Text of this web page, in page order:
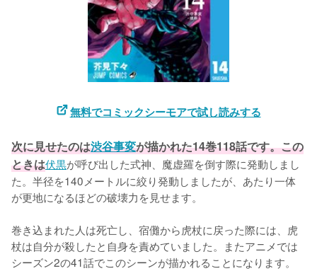
無料でコミックシーモアで試し読みする
次に見せたのは渋谷事変が描かれた14巻118話です。この
ときは伏黒が呼び出した式神、魔虚羅を倒す際に発動しまし
た。半径を140メートルに絞り発動しましたが、あたり一体
が更地になるほどの破壊力を見せます。
巻き込まれた人は死亡し、宿儺から虎杖に戻った際には、虎
杖は自分が殺したと自身を責めていました。またアニメでは
シーズン2の41話でこのシーンが描かれることになります。